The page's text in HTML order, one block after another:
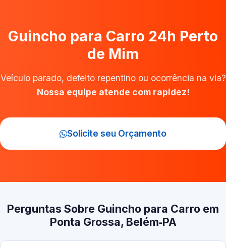
Guincho para Carro 24h Perto
de Mim
Veículo parado, defeito repentino ou ocorrência na via?
Nossa equipe atende com rapidez!
Solicite seu Orçamento
Perguntas Sobre Guincho para Carro em
Ponta Grossa, Belém‑PA